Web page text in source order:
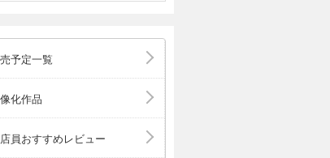
予定一覧
化作品
員おすすめレビュー